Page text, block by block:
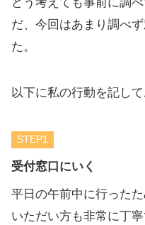
どう考えても事前に調
だ、今回はあまり調べ
た。
以下に私の行動を記して
STEP
受付窓口にいく
平日の午前中に行った
いただい方も非常に丁